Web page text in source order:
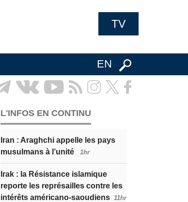
TV
EN
L'INFOS EN CONTINU
Iran : Araghchi appelle les pays
musulmans à l’unité
1hr
Irak : la Résistance islamique
reporte les représailles contre les
intérêts américano-saoudiens 11hr